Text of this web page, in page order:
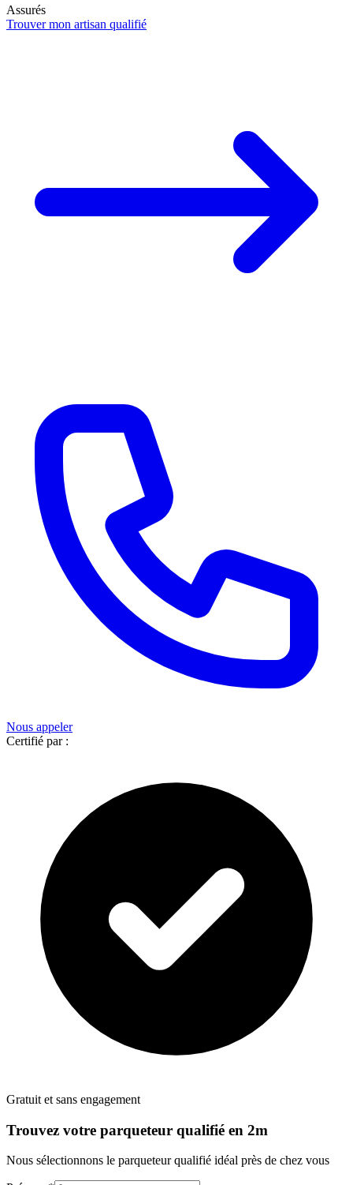
Assurés
Trouver mon artisan qualifié
Nous appeler
Certifié par :
Gratuit et sans engagement
Trouvez votre parqueteur qualifié en 2m
Nous sélectionnons le parqueteurqualifié idéal près de chez vous